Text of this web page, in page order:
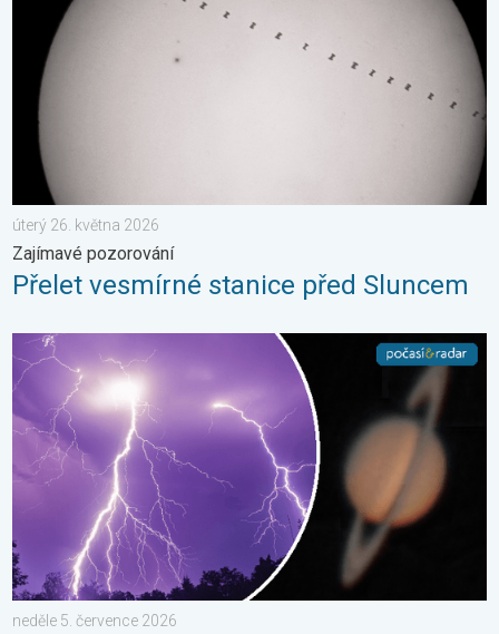
úterý 26. května 2026
Zajímavé pozorování
Přelet vesmírné stanice před Sluncem
Červnové fotografie. Zajímavosti. . . neděle 5. července 2026
neděle 5. července 2026